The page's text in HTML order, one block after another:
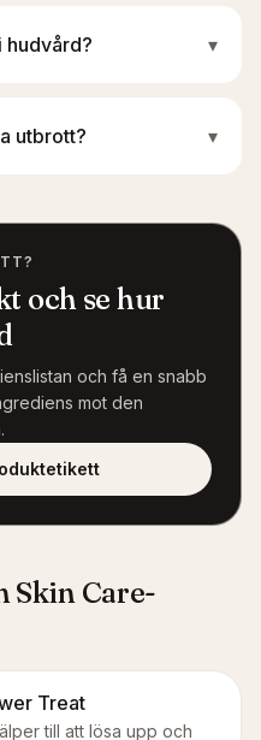
hudvård? ▾
utbrott? ▾
och se hur
och få en snabb
mot den
Skin Care-
Treat
till att lösa upp och